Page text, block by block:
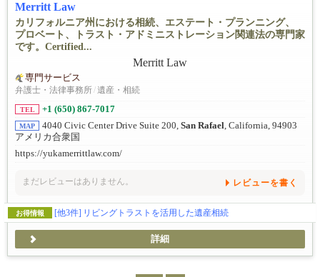
Merritt Law
カリフォルニア州における相続、エステート・プランニング、
プロベート、トラスト・アドミニストレーション関連法の専門家
です。Certified...
専門サービス
弁護士・法律事務所/遺産・相続
TEL +1 (650) 867-7017
MAP 4040 Civic Center Drive Suite 200, San Rafael, California, 94903
アメリカ合衆国
https://yukamerrittlaw.com/
まだレビューはありません。 レビューを書く
お得情報 [他3件] リビングトラストを活用した遺産相続
詳細